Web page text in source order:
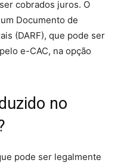
cobrados juros. O
Documento de
(DARF), que pode ser
e-CAC, na opção
no
pode ser legalmente